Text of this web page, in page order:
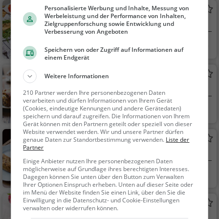
ssen, Vegetarisch, Ja
panisch, Sushi
Glöckchen
Restaurant in Ilmenau
Ilmenau
Restaurant, Aben
Victoria
Café in Ilmenau
Ilmenau
Café, Eiscafé / Eis
diele, Kaffee / Kuche
n, Frühstück, Gebäck
/ Teigwaren, Eisdiele,
Böcklein
Ilmenau
Café, Kaffee / Kuc
hen, Frühstück, Gebä
ck / Teigwaren
San Marco
Personalisierte Werbung und Inhalte, Messung von
Werbeleistung und der Performance von Inhalten,
Zielgruppenforschung sowie Entwicklung und
Verbesserung von Angeboten
Speichern von oder Zugriff auf Informationen auf
einem Endgerät
Weitere Informationen
210 Partner werden Ihre personenbezogenen Daten
verarbeiten und dürfen Informationen von Ihrem Gerät
(Cookies, eindeutige Kennungen und andere Gerätedaten)
speichern und darauf zugreifen. Die Informationen von Ihrem
Gerät können mit den Partnern geteilt oder speziell von dieser
Website verwendet werden. Wir und unsere Partner dürfen
genaue Daten zur Standortbestimmung verwenden. Liste der
Partner
Einige Anbieter nutzen Ihre personenbezogenen Daten
möglicherweise auf Grundlage ihres berechtigten Interesses.
Dagegen können Sie unten über den Button zum Verwalten
Ihrer Optionen Einspruch erheben. Unten auf dieser Seite oder
im Menü der Website finden Sie einen Link, über den Sie die
Einwilligung in die Datenschutz- und Cookie-Einstellungen
verwalten oder widerrufen können.